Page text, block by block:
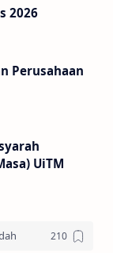
2026
Perusahaan
UiTM